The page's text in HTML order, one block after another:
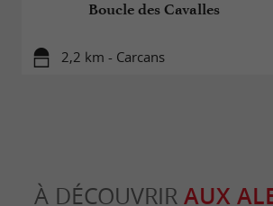
Boucle des Cavalles
2,2 km - Carcans
À DÉCOUVRIR AUX